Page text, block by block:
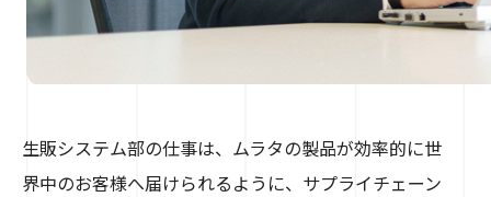
生販システム部の仕事は、ムラタの製品が効率的に世
界中のお客様へ届けられるように、サプライチェーン